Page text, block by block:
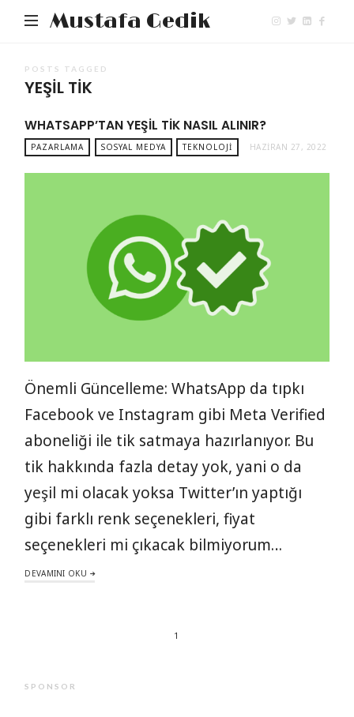
Mustafa Gedik
POSTS TAGGED
YEŞIL TIK
WHATSAPP’TAN YEŞIL TIK NASIL ALINIR?
PAZARLAMA SOSYAL MEDYA TEKNOLOJI HAZIRAN 27, 2022
Önemli Güncelleme: WhatsApp da tıpkı
Facebook ve Instagram gibi Meta Verified
aboneliği ile tik satmaya hazırlanıyor. Bu
tik hakkında fazla detay yok, yani o da
yeşil mi olacak yoksa Twitter’ın yaptığı
gibi farklı renk seçenekleri, fiyat
seçenekleri mi çıkacak bilmiyorum…
DEVAMINI OKU
1
SPONSOR